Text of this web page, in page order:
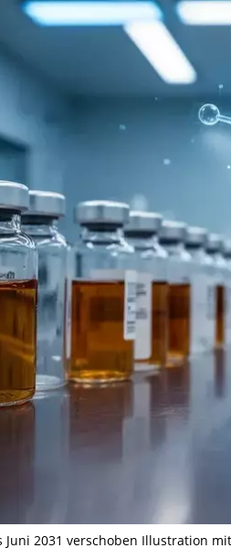
Juni 2031 verschoben Illustration